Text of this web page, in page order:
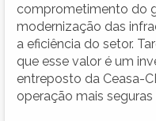
comprometimento do
modernização das
a eficiência do setor.
que esse valor é um
entreposto da Ceasa-
operação mais seguras